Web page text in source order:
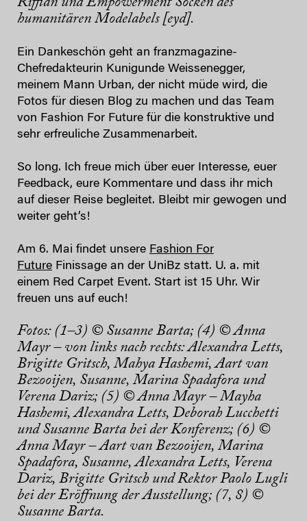
humanitären Modelabels [eyd].
Ein Dankeschön geht an franzmagazine-
Chefredakteurin Kunigunde Weissenegger,
meinem Mann Urban, der nicht müde wird, die
Fotos für diesen Blog zu machen und das Team
von Fashion For Future für die konstruktive und
sehr erfreuliche Zusammenarbeit.
So long. Ich freue mich über euer Interesse, euer
Feedback, eure Kommentare und dass ihr mich
auf dieser Reise begleitet. Bleibt mir gewogen und
weiter geht’s!
Am 6. Mai findet unsere Fashion For
Future Finissage an der UniBz statt. U. a. mit
einem Red Carpet Event. Start ist 15 Uhr. Wir
freuen uns auf euch!
Fotos: (1–3) © Susanne Barta; (4) © Anna
Mayr – von links nach rechts: Alexandra Letts,
Brigitte Gritsch, Mahya Hashemi, Aart van
Bezooijen, Susanne, Marina Spadafora und
Verena Dariz; (5) © Anna Mayr – Mayha
Hashemi, Alexandra Letts, Deborah Lucchetti
und Susanne Barta bei der Konferenz; (6) ©
Anna Mayr – Aart van Bezooijen, Marina
Spadafora, Susanne, Alexandra Letts, Verena
Dariz, Brigitte Gritsch und Rektor Paolo Lugli
bei der Eröffnung der Ausstellung; (7, 8) ©
Susanne Barta.